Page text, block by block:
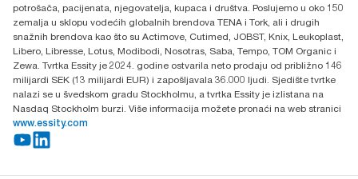
potrošača, pacijenata, njegovatelja, kupaca i društva. Poslujemo u oko 150
zemalja u sklopu vodećih globalnih brendova TENA i Tork, ali i drugih
snažnih brendova kao što su Actimove, Cutimed, JOBST, Knix, Leukoplast,
Libero, Libresse, Lotus, Modibodi, Nosotras, Saba, Tempo, TOM Organic i
Zewa. Tvrtka Essity je 2024. godine ostvarila neto prodaju od približno 146
milijardi SEK (13 milijardi EUR) i zapošljavala 36.000 ljudi. Sjedište tvrtke
nalazi se u švedskom gradu Stockholmu, a tvrtka Essity je izlistana na
Nasdaq Stockholm burzi. Više informacija možete pronaći na web stranici
www.essity.com